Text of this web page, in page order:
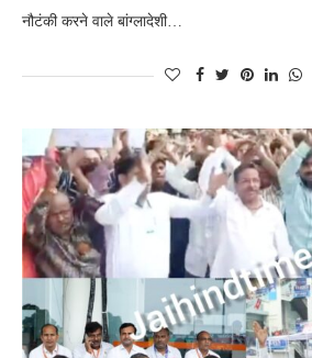
नौटंकी करने वाले बांग्लादेशी…